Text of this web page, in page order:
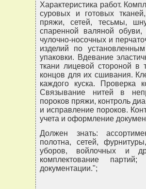
Характеристика работ.
суровых и готовых
пряжи, сетей, тесьмы,
спаренной валяной
чулочно-носочных и
изделий по
упаковки. Вдевание
ткани лицевой стороной
концов для их сшивания.
каждого куска. Проверка
Связывание нитей в
пороков пряжи, контроль
и исправление пороков.
учета и оформление
Должен знать:
полотна, сетей,
уборов, войлочных и
комплектование
документации.";